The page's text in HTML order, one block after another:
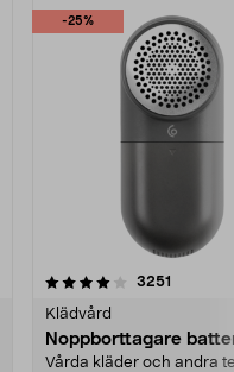
-25%
3251
Klädvård
Noppborttagare
Vårda kläder och andra
4.5av 5 stjärnor